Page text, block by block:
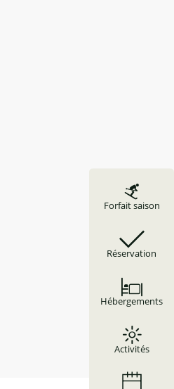
Forfait saison
Réservation
Hébergements
Activités